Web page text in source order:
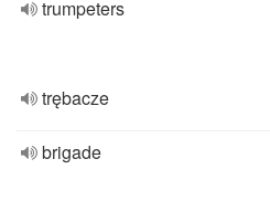
trumpeters
trębacze
brigade